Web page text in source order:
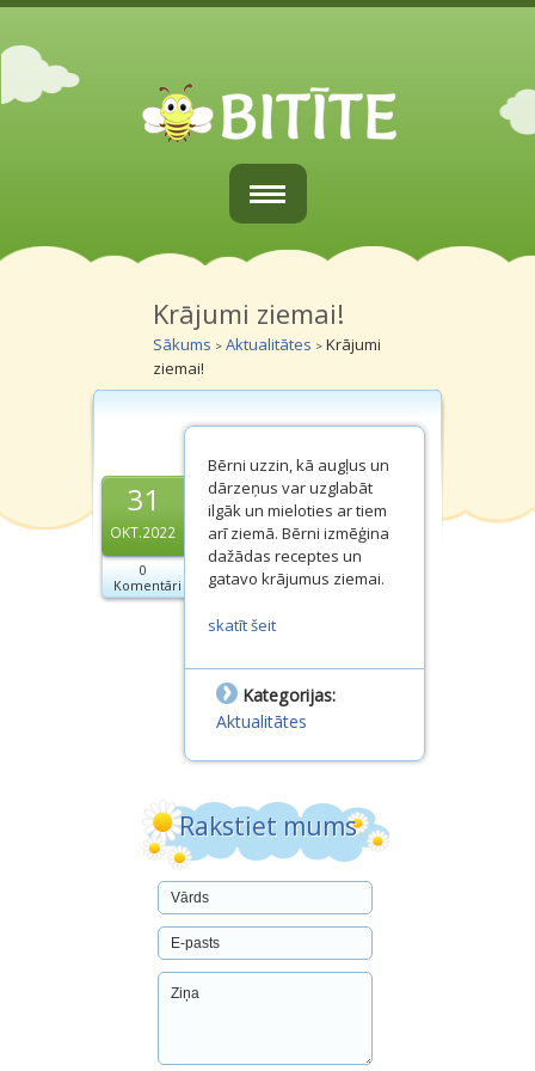
Sākums
Par mums
Vecākiem
Grupiņas
Kontakti
Dokumenti
Projekti
Krājumi ziemai!
Sākums > Aktualitātes > Krājumi
ziemai!
31
OKT.2022
0
Komentāri
Bērni uzzin, kā augļus un
dārzeņus var uzglabāt
ilgāk un mieloties ar tiem
arī ziemā. Bērni izmēģina
dažādas receptes un
gatavo krājumus ziemai.
skatīt šeit
Kategorijas:
Aktualitātes
Rakstiet mums